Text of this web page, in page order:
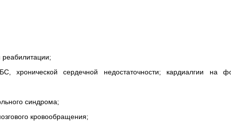
хронической сердечной недостаточности; кардиалгии на
синдрома;
кровообращения;